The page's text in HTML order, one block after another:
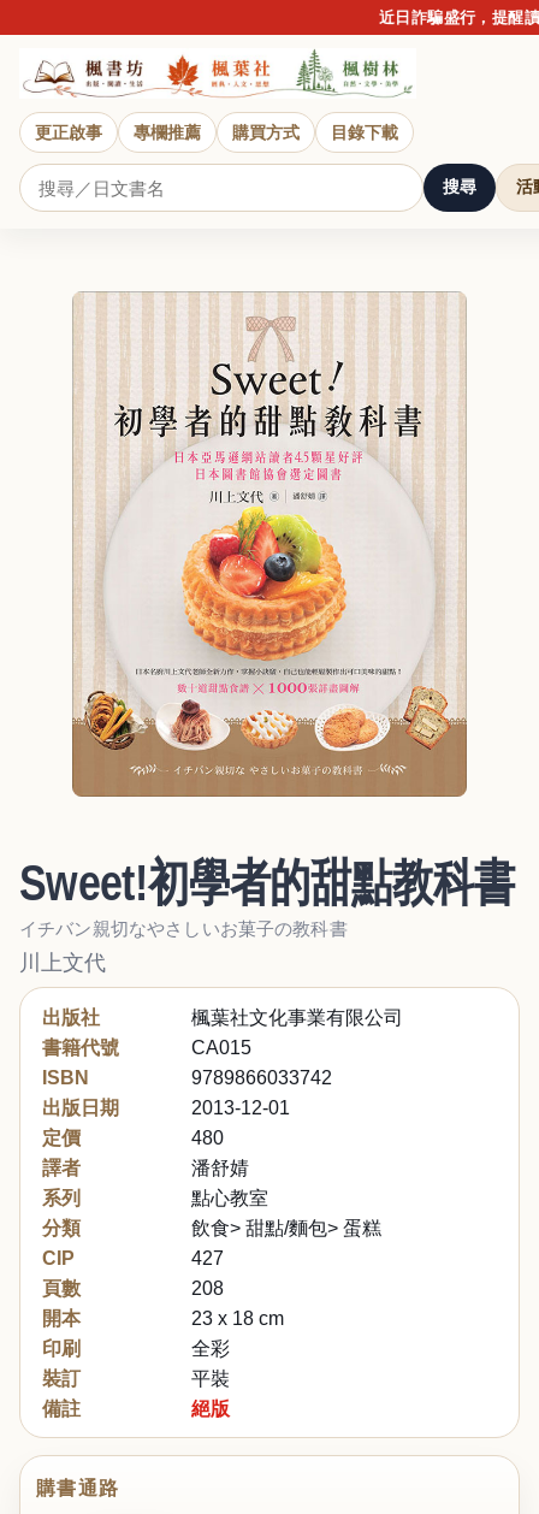
近日詐騙盛行，提醒讀
更正啟事 專欄推薦 購買方式 目錄下載
搜尋 活
Sweet!初學者的甜點教科書
イチバン親切なやさしいお菓子の教科書
川上文代
出版社
楓葉社文化事業有限公司
書籍代號
CA015
ISBN
9789866033742
出版日期
2013-12-01
定價
480
譯者
潘舒婧
系列
點心教室
分類
飲食> 甜點/麵包> 蛋糕
CIP
427
頁數
208
開本
23 x 18 cm
印刷
全彩
裝訂
平裝
備註
絕版
購書通路